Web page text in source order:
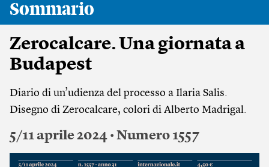
Sommario
Zerocalcare. Una giornata a
Budapest
Diario di un’udienza del processo a Ilaria Salis.
Disegno di Zerocalcare, colori di Alberto Madrigal.
5/11 aprile 2024 • Numero 1557